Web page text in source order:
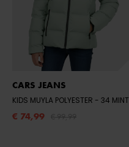
CARS JEANS
KIDS MUYLA POLYESTER - 34 MINT
€ 74,99